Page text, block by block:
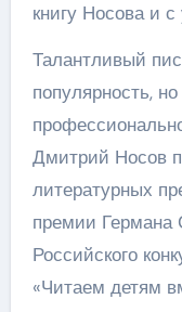
книгу Носова и
Талантливый
популярность,
Дмитрий Носов
литературных
премии Германа
Российского
«Читаем детям